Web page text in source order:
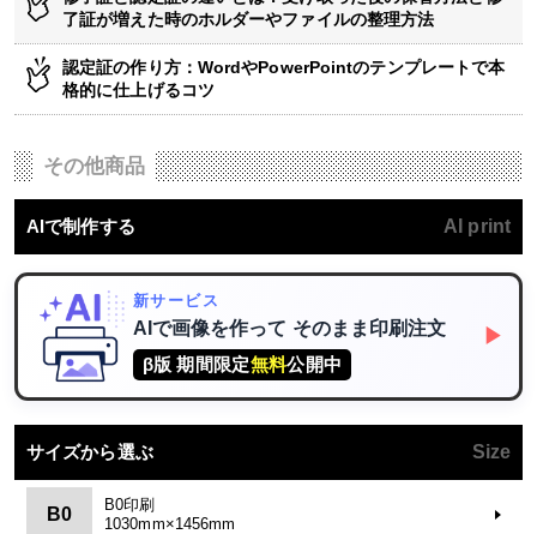
了証が増えた時のホルダーやファイルの整理方法
認定証の作り方：WordやPowerPointのテンプレートで本
格的に仕上げるコツ
その他商品
AIで制作する AI print
新サービス
AIで画像を作って そのまま印刷注文
β版 期間限定無料公開中
▶
サイズから選ぶ Size
B0
B0印刷
1030mm×1456mm